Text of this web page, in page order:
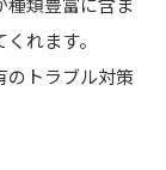
れます。
のトラブル対策